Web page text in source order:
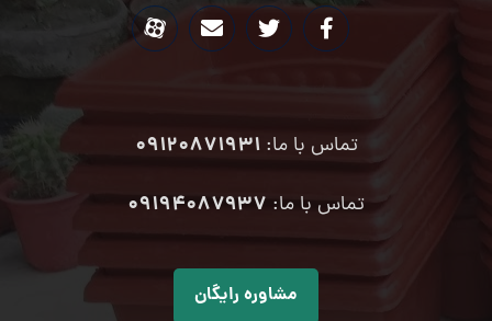
تماس با ما:09120871931
تماس با ما: ۰۹۱۹۴۰۸۷۹۳۷
مشاوره رایگان